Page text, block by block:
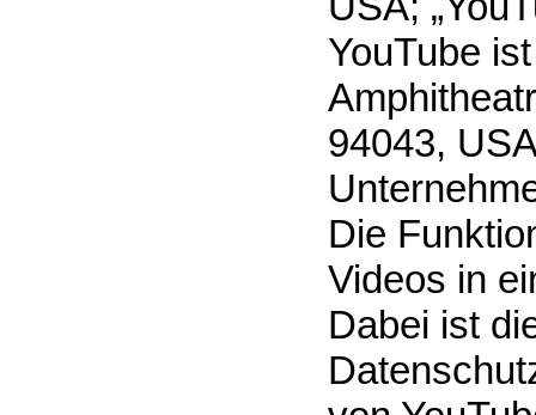
YouTube
94043,
Die
Videos in
Dabei ist